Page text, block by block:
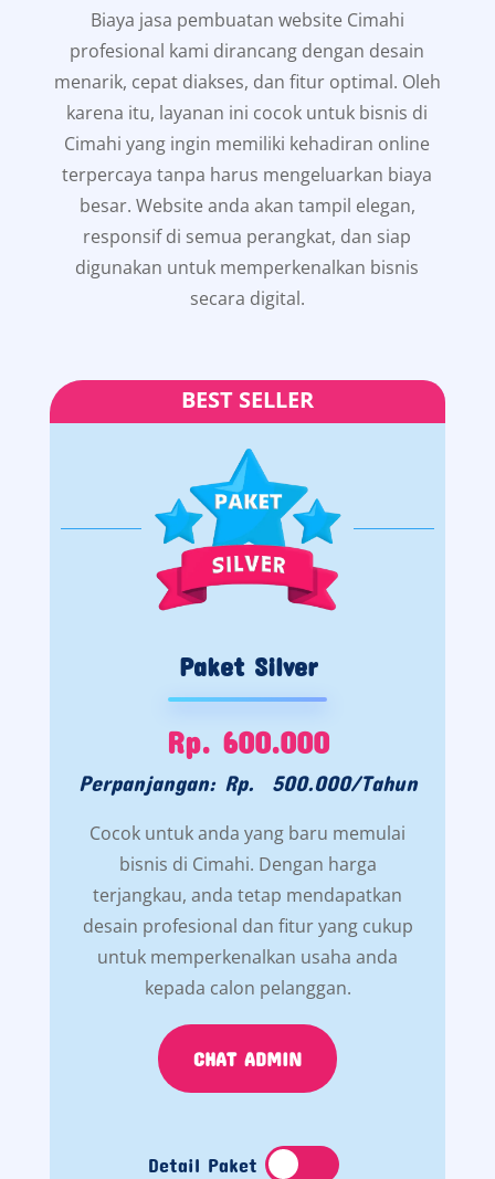
Biaya jasa pembuatan website Cimahi
profesional kami dirancang dengan desain
menarik, cepat diakses, dan fitur optimal. Oleh
karena itu, layanan ini cocok untuk bisnis di
Cimahi yang ingin memiliki kehadiran online
terpercaya tanpa harus mengeluarkan biaya
besar. Website anda akan tampil elegan,
responsif di semua perangkat, dan siap
digunakan untuk memperkenalkan bisnis
secara digital.
BEST SELLER
Paket Silver
Rp. 600.000
Perpanjangan: Rp. 500.000/Tahun
Cocok untuk anda yang baru memulai
bisnis di Cimahi. Dengan harga
terjangkau, anda tetap mendapatkan
desain profesional dan fitur yang cukup
untuk memperkenalkan usaha anda
kepada calon pelanggan.
CHAT ADMIN
Detail Paket